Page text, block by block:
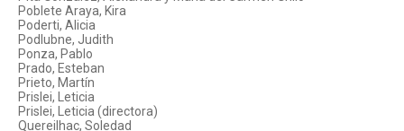
Poblete Araya, Kira
Poderti, Alicia
Podlubne, Judith
Ponza, Pablo
Prado, Esteban
Prieto, Martín
Prislei, Leticia
Prislei, Leticia (directora)
Quereilhac, Soledad